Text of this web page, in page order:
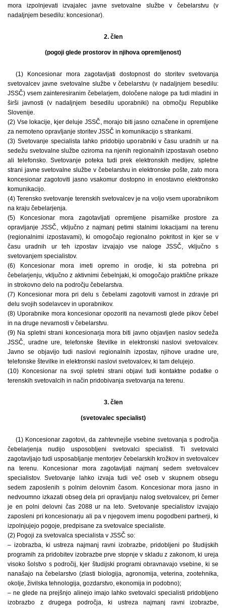
mora izpolnjevati izvajalec javne svetovalne službe v čebelarstvu (v
nadaljnjem besedilu: koncesionar).
2. člen
(pogoji glede prostorov in njihova opremljenost)
(1) Koncesionar mora zagotavljati dostopnost do storitev svetovanja
svetovalcev javne svetovalne službe v čebelarstvu (v nadaljnjem besedilu:
JSSČ) vsem zainteresiranim čebelarjem, določene naloge pa tudi mladini in
širši javnosti (v nadaljnjem besedilu uporabniki) na območju Republike
Slovenije.
(2) Vse lokacije, kjer deluje JSSČ, morajo biti jasno označene in opremljene
za nemoteno opravljanje storitev JSSČ in komunikacijo s strankami.
(3) Svetovanje specialista lahko pridobijo uporabniki v času uradnih ur na
sedežu svetovalne službe oziroma na njenih regionalnih izpostavah osebno
ali telefonsko. Svetovanje poteka tudi prek elektronskih medijev, spletne
strani javne svetovalne službe v čebelarstvu in elektronske pošte, zato mora
koncesionar zagotoviti jasno vsakomur dostopno in enostavno elektronsko
komunikacijo.
(4) Terensko svetovanje terenskih svetovalcev je na voljo vsem uporabnikom
na kraju čebelarjenja.
(5) Koncesionar mora zagotavljati opremljene pisarniške prostore za
opravljanje JSSČ, vključno z najmanj petimi stalnimi lokacijami na terenu
(regionalnimi izpostavami), ki omogočajo regionalno pokritost in kjer se v
času uradnih ur teh izpostav izvajajo vse naloge JSSČ, vključno s
svetovanjem specialistov.
(6) Koncesionar mora imeti opremo in orodje, ki sta potrebna pri
čebelarjenju, vključno z aktivnimi čebelnjaki, ki omogočajo praktične prikaze
in strokovno delo na področju čebelarstva.
(7) Koncesionar mora pri delu s čebelami zagotoviti varnost in zdravje pri
delu svojih sodelavcev in uporabnikov.
(8) Uporabnike mora koncesionar opozoriti na nevarnosti glede pikov čebel
in na druge nevarnosti v čebelarstvu.
(9) Na spletni strani koncesionarja mora biti javno objavljen naslov sedeža
JSSČ, uradne ure, telefonske številke in elektronski naslovi svetovalcev.
Javno se objavijo tudi naslovi regionalnih izpostav, njihove uradne ure,
telefonske številke in elektronski naslovi svetovalcev, ki tam delujejo.
(10) Koncesionar na svoji spletni strani objavi tudi kontaktne podatke o
terenskih svetovalcih in način pridobivanja svetovanja na terenu.
3. člen
(svetovalec specialist)
(1) Koncesionar zagotovi, da zahtevnejše vsebine svetovanja s področja
čebelarjenja nudijo usposobljeni svetovalci specialisti. Ti svetovalci
zagotavljajo tudi usposabljanje mentorjev čebelarskih krožkov in svetovalcev
na terenu. Koncesionar mora zagotavljati najmanj sedem svetovalcev
specialistov. Svetovanje lahko izvaja tudi več oseb v skupnem obsegu
sedem zaposlenih s polnim delovnim časom. Koncesionar mora jasno in
nedvoumno izkazati obseg dela pri opravljanju nalog svetovalcev, pri čemer
je en polni delovni čas 2088 ur na leto. Svetovanje specialistov izvajajo
zaposleni pri koncesionarju ali pa v njegovem imenu pogodbeni partnerji, ki
izpolnjujejo pogoje, predpisane za svetovalce specialiste.
(2) Pogoji za svetovalca specialista v JSSČ so:
– izobrazba, ki ustreza najmanj ravni izobrazbe, pridobljeni po študijskih
programih za pridobitev izobrazbe prve stopnje v skladu z zakonom, ki ureja
visoko šolstvo s področij, kjer študijski programi obravnavajo vsebine, ki se
nanašajo na čebelarstvo (zlasti biologija, agronomija, veterina, zootehnika,
okolje, živilska tehnologija, gozdarstvo, ekonomija in podobno);
– ne glede na prejšnjo alinejo imajo lahko svetovalci specialisti pridobljeno
izobrazbo z drugega področja, ki ustreza najmanj ravni izobrazbe,